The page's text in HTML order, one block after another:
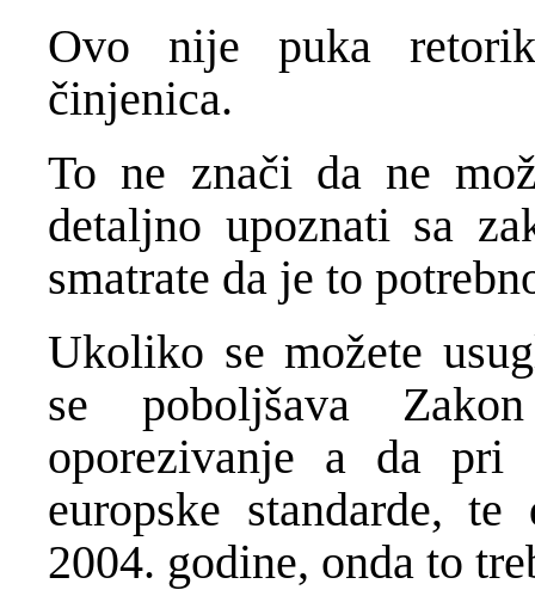
Ovo nije puka
činjenica.
To ne znači da ne
detaljno upoznati sa
smatrate da je to
Ukoliko se možete
se poboljšava
oporezivanje a da pri
europske standarde,
2004. godine, onda to